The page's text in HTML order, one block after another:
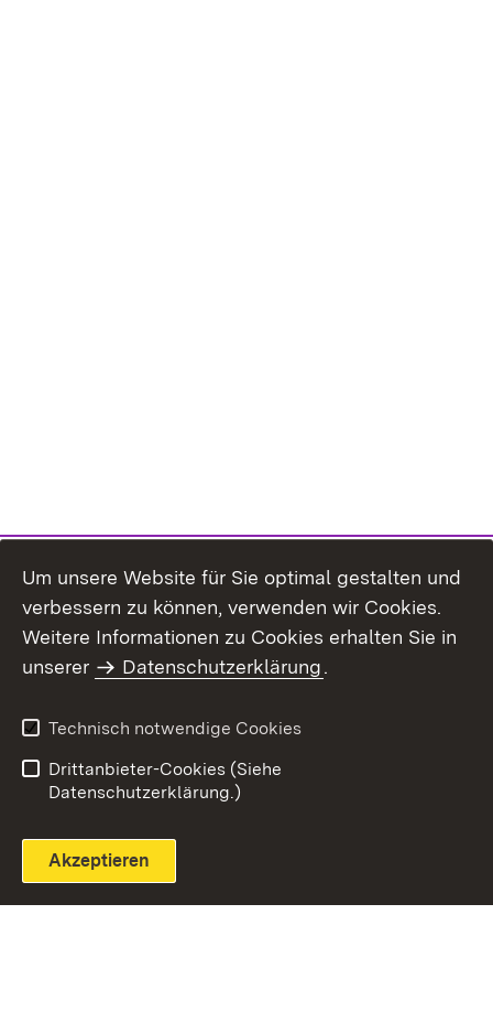
Themenübersicht
Um unsere Website für Sie optimal gestalten und
verbessern zu können, verwenden wir Cookies.
Weitere Informationen zu Cookies erhalten Sie in
unserer
Datenschutzerklärung.
Technisch notwendige Cookies
Drittanbieter-Cookies (Siehe
Datenschutzerklärung.)
Akzeptieren